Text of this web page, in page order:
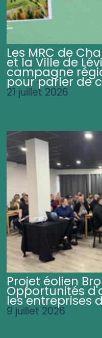
Les MRC de
et la Ville de
campagne
pour parler de
21 juillet 2026
Projet éolien
Opportunités
les entreprises
9 juillet 2026